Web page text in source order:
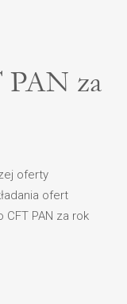
PAN za
oferty
ofert
PAN za rok